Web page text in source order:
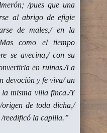
/pues que una
al abrigo de efigie
de males,/ en la
como el tiempo
se avecina,/ con su
en ruinas./La
devoción y fe viva/ un
misma villa finca./Y
de toda dicha,/
reedificó la capilla.”